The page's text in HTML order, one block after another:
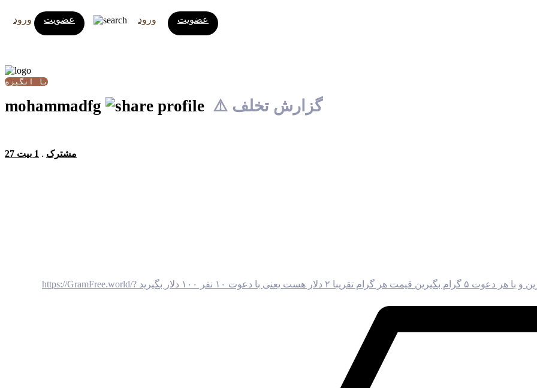
ورود عضویت ورود عضویت
با انگیزه
mohammadfg ⚠️ گزارش تخلف
27 مشترک . 1 بیت
به را حتی می توانید با هر بار رول زدن به طور رایگان این ارز رو بگیرین و با هر دعوت ۵ گرام بگیرین قیمت هر گرام تقریبا ۲ دلار هست یعنی با دعوت ۱۰ نفر ۱۰۰ دلار بگیرید https://GramFree.world/?